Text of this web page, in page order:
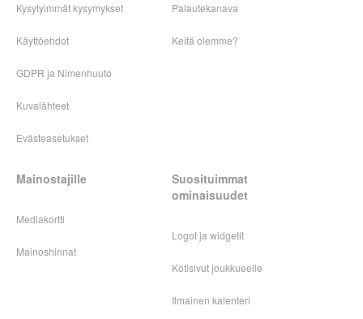
Kysytyimmät kysymykset
Käyttöehdot
GDPR ja Nimenhuuto
Kuvalähteet
Evästeasetukset
Palautekanava
Keitä olemme?
Mainostajille
Mediakortti
Mainoshinnat
Suosituimmat
ominaisuudet
Logot ja widgetit
Kotisivut joukkueelle
Ilmainen kalenteri